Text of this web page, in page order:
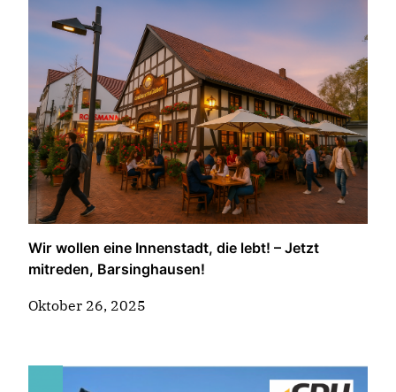
Wir wollen eine Innenstadt, die lebt! – Jetzt
mitreden, Barsinghausen!
Oktober 26, 2025